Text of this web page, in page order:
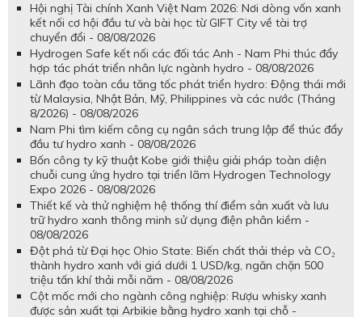
Hội nghị Tài chính Xanh Việt Nam 2026: Nơi dòng vốn xanh
kết nối cơ hội đầu tư và bài học từ GIFT City về tài trợ
chuyển đổi - 08/08/2026
Hydrogen Safe kết nối các đối tác Anh - Nam Phi thúc đẩy
hợp tác phát triển nhân lực ngành hydro - 08/08/2026
Lãnh đạo toàn cầu tăng tốc phát triển hydro: Động thái mới
từ Malaysia, Nhật Bản, Mỹ, Philippines và các nước (Tháng
8/2026) - 08/08/2026
Nam Phi tìm kiếm công cụ ngân sách trung lập để thúc đẩy
đầu tư hydro xanh - 08/08/2026
Bốn công ty kỹ thuật Kobe giới thiệu giải pháp toàn diện
chuỗi cung ứng hydro tại triển lãm Hydrogen Technology
Expo 2026 - 08/08/2026
Thiết kế và thử nghiệm hệ thống thí điểm sản xuất và lưu
trữ hydro xanh thông minh sử dụng điện phân kiềm -
08/08/2026
Đột phá từ Đại học Ohio State: Biến chất thải thép và CO₂
thành hydro xanh với giá dưới 1 USD/kg, ngăn chặn 500
triệu tấn khí thải mỗi năm - 08/08/2026
Cột mốc mới cho ngành công nghiệp: Rượu whisky xanh
được sản xuất tại Arbikie bằng hydro xanh tại chỗ -